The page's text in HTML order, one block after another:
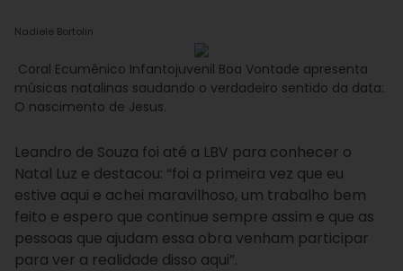
Nadiele Bortolin
Coral Ecumênico Infantojuvenil Boa Vontade apresenta
músicas natalinas saudando o verdadeiro sentido da data:
O nascimento de Jesus.
Leandro de Souza foi até a LBV para conhecer o
Natal Luz e destacou: “foi a primeira vez que eu
estive aqui e achei maravilhoso, um trabalho bem
feito e espero que continue sempre assim e que as
pessoas que ajudam essa obra venham participar
para ver a realidade disso aqui”.